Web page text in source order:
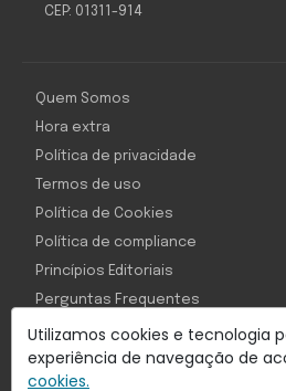
Utilizamos cookies e tecnologia
experiência de navegação de
cookies.
CEP: 01311-914
Quem Somos
Hora extra
Política de privacidade
Termos de uso
Política de Cookies
Política de compliance
Princípios Editoriais
Perguntas Frequentes